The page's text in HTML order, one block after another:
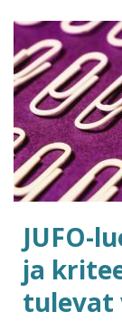
JUFO-
ja
tulevat